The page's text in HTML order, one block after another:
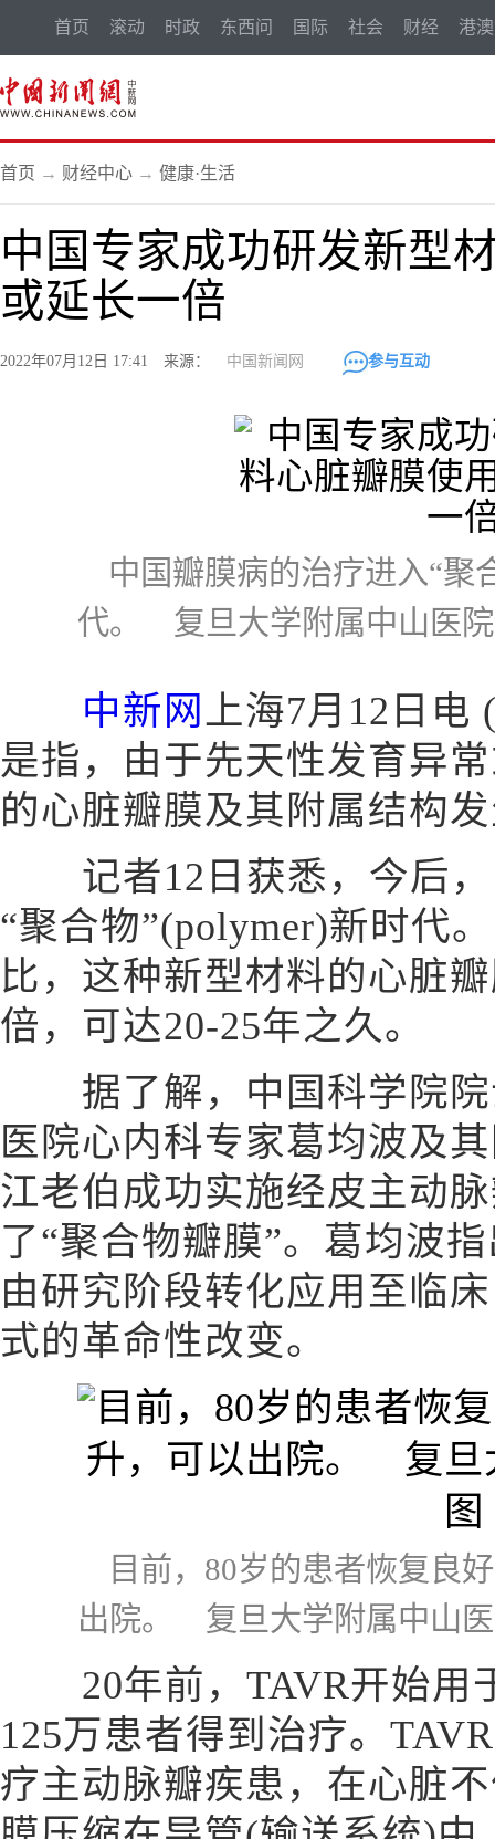
首页 滚动 时政 东西问 国际 社会 财经 港澳
首页 → 财经中心 → 健康·生活
中国专家成功研发新型
或延长一倍
2022年07月12日 17:41 来源： 中国新闻网 参与互动
中国瓣膜病的治疗进入“聚
代。 复旦大学附属中山医
中新网 上海7月12日电
是指，由于先天性发育异
的心脏瓣膜及其附属结构
记者12日获悉，今后，
“聚合物”(polymer)新时代
比，这种新型材料的心脏
倍，可达20-25年之久。
据了解，中国科学院院
医院心内科专家葛均波及
江老伯成功实施经皮主动
了“聚合物瓣膜”。葛均波
由研究阶段转化应用至临
式的革命性改变。
目前，80岁的患者恢复良
出院。 复旦大学附属中山
20年前，TAVR开始用
125万患者得到治疗。
疗主动脉瓣疾患，在心脏